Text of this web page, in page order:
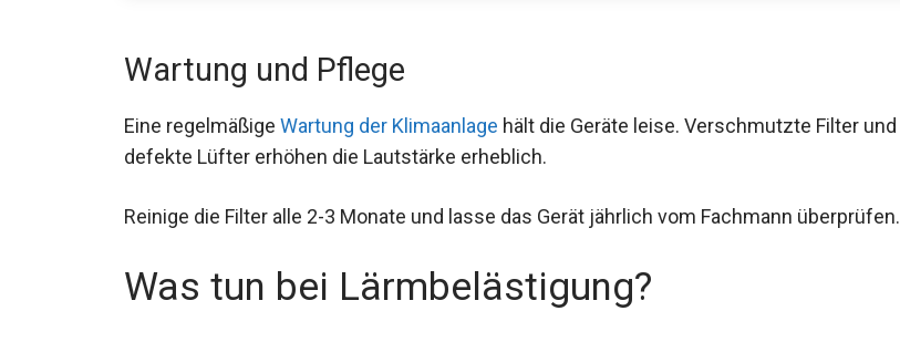
Wartung und Pflege
Eine regelmäßige Wartung der Klimaanlage hält die Geräte leise. Verschmutzte Filter und
defekte Lüfter erhöhen die Lautstärke erheblich.
Reinige die Filter alle 2-3 Monate und lasse das Gerät jährlich vom Fachmann überprüfen.
Was tun bei Lärmbelästigung?